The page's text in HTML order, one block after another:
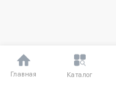
Главная Каталог